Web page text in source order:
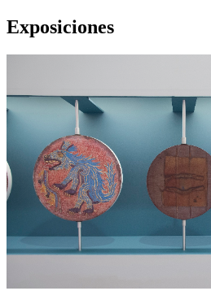
Exposiciones